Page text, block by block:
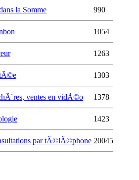
la Somme 990
1054
1263
1303
ventes en vidÃ©o 1378
1423
par tÃ©lÃ©phone 20045